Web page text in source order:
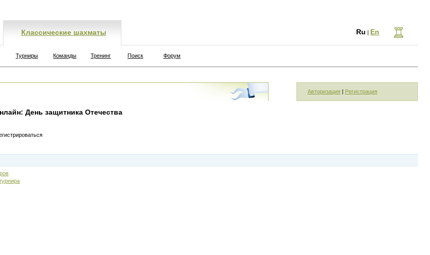
Классические шахматы Ru | En
Турниры Команды Тренинг Поиск Форум
Авторизация | Регистрация
День защитника Отечества